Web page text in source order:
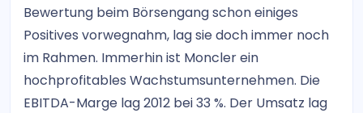
Bewertung beim Börsengang schon einiges
Positives vorwegnahm, lag sie doch immer noch
im Rahmen. Immerhin ist Moncler ein
hochprofitables Wachstumsunternehmen. Die
EBITDA-Marge lag 2012 bei 33 %. Der Umsatz lag